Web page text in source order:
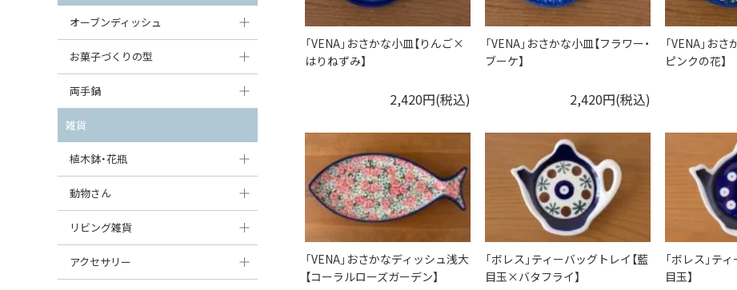
「VENA」おさかな小皿【りんご×
はりねずみ】
2,420円(税込)
「VENA」おさかな小皿【フラワー・
ブーケ】
2,420円(税込)
「VENA」お
ピンクの花】
「VENA」おさかなディッシュ浅大
【コーラルローズガーデン】
「ボレス」ティーバッグトレイ【藍
目玉×バタフライ】
「ボレス」テ
目玉】
ダルマプレート
たまご型プレート
ハート型プレート
変形プレート
分割ディッシュ
すべて見る
オーバルボウル
ハートボウル
葉っぱ型ボウル
りんご型ボウル
いちご型ボウル
星型ボウル
スープカップ
ガーリックポット
オニオンキャニスター
ガーリックキャニスター
チーズケース
バターディッシュ
六角形ポット
ボトル
すべて見る
すべて見る
グレイヴィーボート
エッグカップ
ケーキスタンド
カトラリー
はしおき・カトラリーレスト
オーブンディッシュ
大型（24cm〜）
中型（18〜24cm）
スクエアオーブンディッシュ
オーバルオーブンディッシュ
すべて見る
お菓子づくりの型
パウンド型
マフィン型
すべて見る
両手鍋
チュリーン
キャセロール
すべて見る
雑貨
植木鉢・花瓶
植木鉢
花瓶
動物さん
フィギュア・置物
貯金箱
リビング雑貨
スツール
アクセサリー